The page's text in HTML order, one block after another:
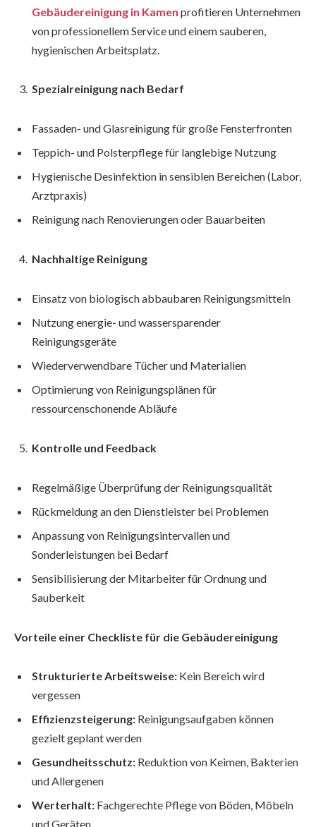
Gebäudereinigung in Kamen profitieren Unternehmen
von professionellem Service und einem sauberen,
hygienischen Arbeitsplatz.
Spezialreinigung nach Bedarf
Fassaden- und Glasreinigung für große Fensterfronten
Teppich- und Polsterpflege für langlebige Nutzung
Hygienische Desinfektion in sensiblen Bereichen (Labor,
Arztpraxis)
Reinigung nach Renovierungen oder Bauarbeiten
Nachhaltige Reinigung
Einsatz von biologisch abbaubaren Reinigungsmitteln
Nutzung energie- und wassersparender
Reinigungsgeräte
Wiederverwendbare Tücher und Materialien
Optimierung von Reinigungsplänen für
ressourcenschonende Abläufe
Kontrolle und Feedback
Regelmäßige Überprüfung der Reinigungsqualität
Rückmeldung an den Dienstleister bei Problemen
Anpassung von Reinigungsintervallen und
Sonderleistungen bei Bedarf
Sensibilisierung der Mitarbeiter für Ordnung und
Sauberkeit
Vorteile einer Checkliste für die Gebäudereinigung
Strukturierte Arbeitsweise: Kein Bereich wird
vergessen
Effizienzsteigerung: Reinigungsaufgaben können
gezielt geplant werden
Gesundheitsschutz: Reduktion von Keimen, Bakterien
und Allergenen
Werterhalt: Fachgerechte Pflege von Böden, Möbeln
und Geräten